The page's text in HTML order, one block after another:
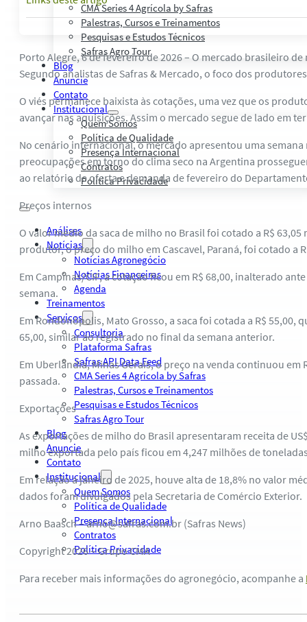
CMA Series 4 Agrícola by Safras
Palestras, Cursos e Treinamentos
Pesquisas e Estudos Técnicos
Safras Agro Tour
Blog
Anuncie
Contato
Institucional
Quem Somos
Política de Qualidade
Presença Internacional
Contratos
Política Privacidade
Análises
Notícias
Notícias Agronegócio
Notícias Financeiras
Agenda
Treinamentos
Serviços
Consultoria
Plataforma Safras
Safras API Data Feed
CMA Series 4 Agrícola by Safras
Palestras, Cursos e Treinamentos
Pesquisas e Estudos Técnicos
Safras Agro Tour
Blog
Anuncie
Contato
Institucional
Quem Somos
Política de Qualidade
Presença Internacional
Contratos
Política Privacidade
Porto Alegre, 6 de fevereiro de 2026 – O mercado brasileiro
Segundo analistas de Safras & Mercado, o foco dos
O viés permanece baixista às cotações, uma vez que os
avançar nas aquisições. Assim o mercado segue de lado em
No cenário internacional, o mercado apresentou uma
preocupações em torno do clima seco na Argentina
ao relatório de oferta e demanda de fevereiro do
Preços internos
O valor médio da saca de milho no Brasil foi cotado a R$
produtor, o preço do milho em Cascavel, Paraná, foi cotado a
Em Campinas/CIF, a cotação ficou em R$ 68,00, inalterado
semana.
Em Rondonópolis, Mato Grosso, a saca foi cotada a R$ 55,00,
65,00, similar ao registrado no final da semana anterior.
Em Uberlândia, Minas Gerais, o preço na venda continuou em
passada.
Exportações
As exportações de milho do Brasil apresentaram receita de
milho exportada pelo país ficou em 4,247 milhões de
Em relação a janeiro de 2025, houve alta de 18,8% no valor
dados foram divulgados pela Secretaria de Comércio Exterior.
Arno Baasch – arno@safras.com.br (Safras News)
Copyright 2026 – Grupo CMA
Para receber mais informações do agronegócio, acompanhe a